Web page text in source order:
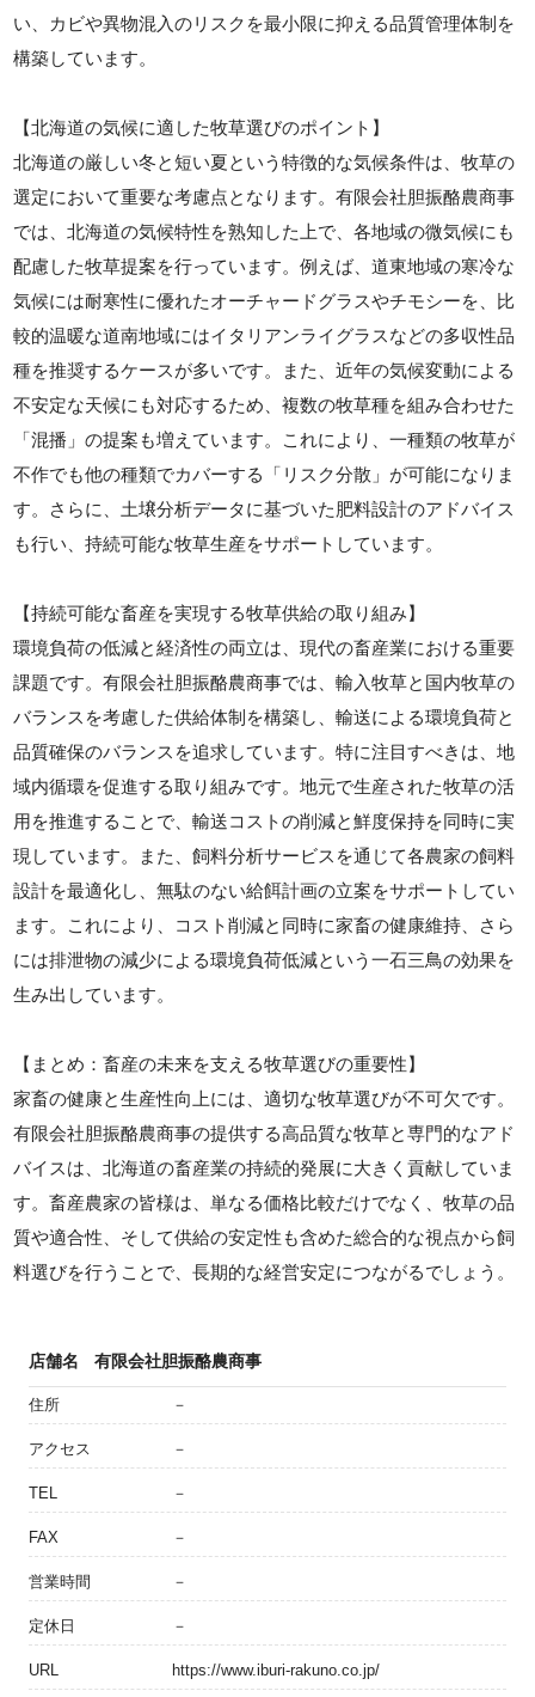
い、カビや異物混入のリスクを最小限に抑える品質管理体制を
構築しています。
【北海道の気候に適した牧草選びのポイント】
北海道の厳しい冬と短い夏という特徴的な気候条件は、牧草の
選定において重要な考慮点となります。有限会社胆振酪農商事
では、北海道の気候特性を熟知した上で、各地域の微気候にも
配慮した牧草提案を行っています。例えば、道東地域の寒冷な
気候には耐寒性に優れたオーチャードグラスやチモシーを、比
較的温暖な道南地域にはイタリアンライグラスなどの多収性品
種を推奨するケースが多いです。また、近年の気候変動による
不安定な天候にも対応するため、複数の牧草種を組み合わせた
「混播」の提案も増えています。これにより、一種類の牧草が
不作でも他の種類でカバーする「リスク分散」が可能になりま
す。さらに、土壌分析データに基づいた肥料設計のアドバイス
も行い、持続可能な牧草生産をサポートしています。
【持続可能な畜産を実現する牧草供給の取り組み】
環境負荷の低減と経済性の両立は、現代の畜産業における重要
課題です。有限会社胆振酪農商事では、輸入牧草と国内牧草の
バランスを考慮した供給体制を構築し、輸送による環境負荷と
品質確保のバランスを追求しています。特に注目すべきは、地
域内循環を促進する取り組みです。地元で生産された牧草の活
用を推進することで、輸送コストの削減と鮮度保持を同時に実
現しています。また、飼料分析サービスを通じて各農家の飼料
設計を最適化し、無駄のない給餌計画の立案をサポートしてい
ます。これにより、コスト削減と同時に家畜の健康維持、さら
には排泄物の減少による環境負荷低減という一石三鳥の効果を
生み出しています。
【まとめ：畜産の未来を支える牧草選びの重要性】
家畜の健康と生産性向上には、適切な牧草選びが不可欠です。
有限会社胆振酪農商事の提供する高品質な牧草と専門的なアド
バイスは、北海道の畜産業の持続的発展に大きく貢献していま
す。畜産農家の皆様は、単なる価格比較だけでなく、牧草の品
質や適合性、そして供給の安定性も含めた総合的な視点から飼
料選びを行うことで、長期的な経営安定につながるでしょう。
店舗名 有限会社胆振酪農商事
住所 －
アクセス －
TEL －
FAX －
営業時間 －
定休日 －
URL https://www.iburi-rakuno.co.jp/